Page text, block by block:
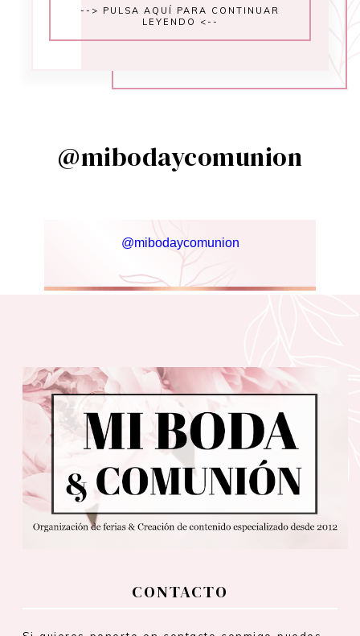
--> PULSA AQUÍ PARA CONTINUAR
LEYENDO <--
@mibodaycomunion
@mibodaycomunion
CONTACTO